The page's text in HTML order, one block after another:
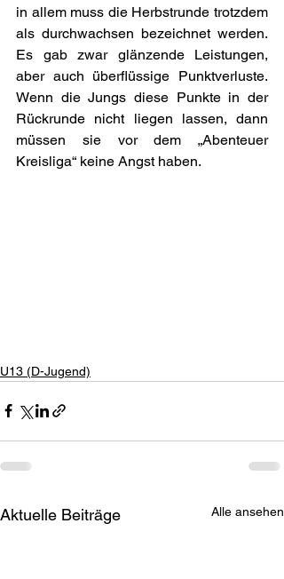
in allem muss die Herbstrunde trotzdem
als durchwachsen bezeichnet werden.
Es gab zwar glänzende Leistungen,
aber auch überflüssige Punktverluste.
Wenn die Jungs diese Punkte in der
Rückrunde nicht liegen lassen, dann
müssen sie vor dem „Abenteuer
Kreisliga“ keine Angst haben.
U13 (D-Jugend)
Aktuelle Beiträge Alle ansehen